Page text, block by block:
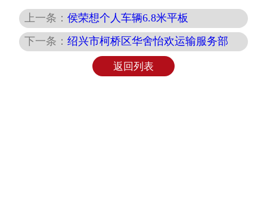
上一条： 侯荣想个人车辆6.8米平板
下一条： 绍兴市柯桥区华舍怡欢运输服务部
返回列表